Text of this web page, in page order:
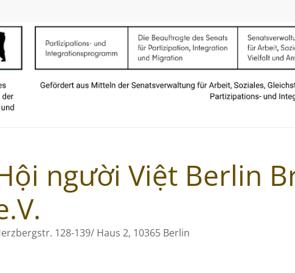
người Việt Berlin
128-139/ Haus 2, 10365 Berlin